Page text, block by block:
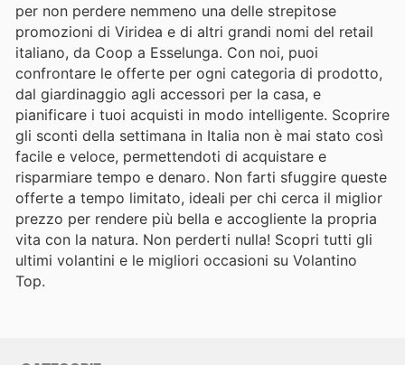
per non perdere nemmeno una delle strepitose
promozioni di Viridea e di altri grandi nomi del retail
italiano, da Coop a Esselunga. Con noi, puoi
confrontare le offerte per ogni categoria di prodotto,
dal giardinaggio agli accessori per la casa, e
pianificare i tuoi acquisti in modo intelligente. Scoprire
gli sconti della settimana in Italia non è mai stato così
facile e veloce, permettendoti di acquistare e
risparmiare tempo e denaro. Non farti sfuggire queste
offerte a tempo limitato, ideali per chi cerca il miglior
prezzo per rendere più bella e accogliente la propria
vita con la natura. Non perderti nulla! Scopri tutti gli
ultimi volantini e le migliori occasioni su Volantino
Top.